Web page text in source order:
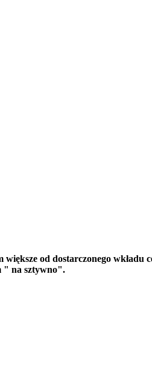
od dostarczonego wkładu
" na sztywno".